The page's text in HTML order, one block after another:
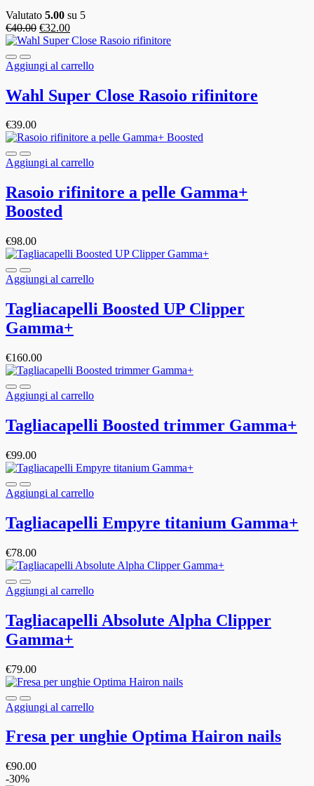
Valutato 5.00 su 5
€40.00 €32.00
Aggiungi al carrello
Wahl Super Close Rasoio rifinitore
€39.00
Aggiungi al carrello
Rasoio rifinitore a pelle Gamma+
Boosted
€98.00
Aggiungi al carrello
Tagliacapelli Boosted UP Clipper
Gamma+
€160.00
Aggiungi al carrello
Tagliacapelli Boosted trimmer Gamma+
€99.00
Aggiungi al carrello
Tagliacapelli Empyre titanium Gamma+
€78.00
Aggiungi al carrello
Tagliacapelli Absolute Alpha Clipper
Gamma+
€79.00
Aggiungi al carrello
Fresa per unghie Optima Hairon nails
€90.00
-30%